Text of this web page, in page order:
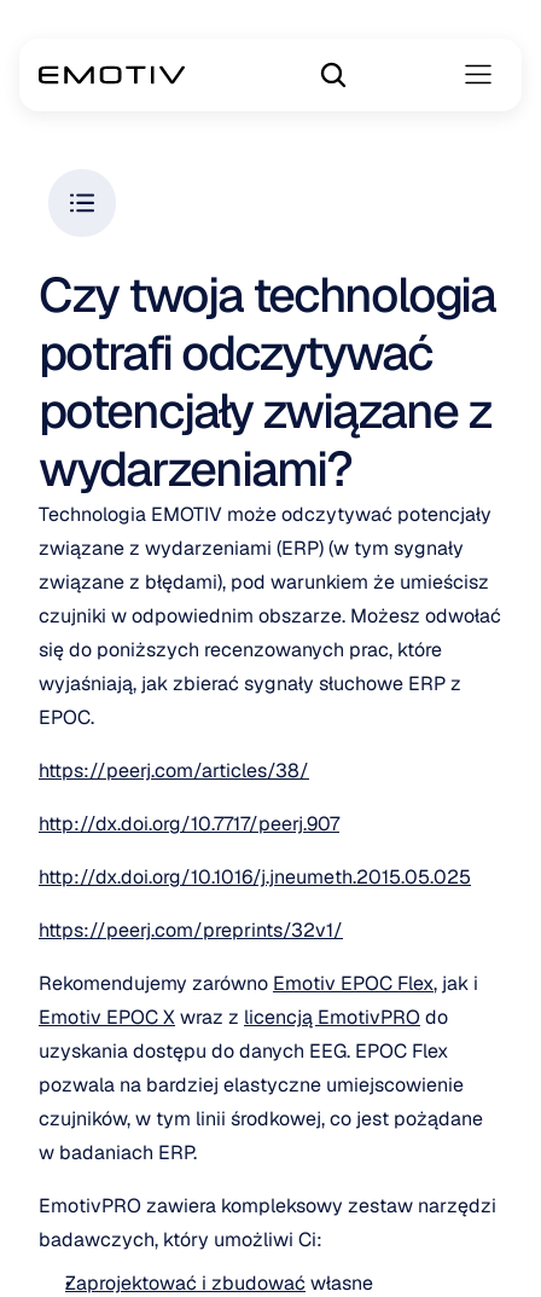
Czy twoja technologia
potrafi odczytywać
potencjały związane z
wydarzeniami?
Technologia EMOTIV może odczytywać potencjały
związane z wydarzeniami (ERP) (w tym sygnały
związane z błędami), pod warunkiem że umieścisz
czujniki w odpowiednim obszarze. Możesz odwołać
się do poniższych recenzowanych prac, które
wyjaśniają, jak zbierać sygnały słuchowe ERP z
EPOC.
https://peerj.com/articles/38/
http://dx.doi.org/10.7717/peerj.907
http://dx.doi.org/10.1016/j.jneumeth.2015.05.025
https://peerj.com/preprints/32v1/
Rekomendujemy zarówno Emotiv EPOC Flex
Emotiv EPOC X wraz z licencją EmotivPRO do
uzyskania dostępu do danych EEG. EPOC Flex
pozwala na bardziej elastyczne umiejscowienie
czujników, w tym linii środkowej, co jest pożądane
w badaniach ERP.
EmotivPRO zawiera kompleksowy zestaw narzędzi
badawczych, który umożliwi Ci:
Zaprojektować i zbudować własne